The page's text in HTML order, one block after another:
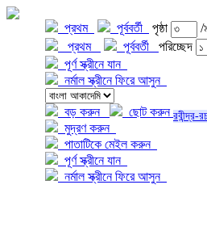
প্রথম পূর্ববর্তী পৃষ্ঠা /
প্রথম
পূর্ববর্তী পরিচ্ছেদ
পূর্ণ স্ক্রীনে যান
নর্মাল স্ক্রীনে ফিরে আসুন
বড় করুন
ছোট করুন
মুদ্রণ করুন
পাতাটিকে মেইল করুন
পূর্ণ স্ক্রীনে যান
নর্মাল স্ক্রীনে ফিরে আসুন
রবীন্দ্র-